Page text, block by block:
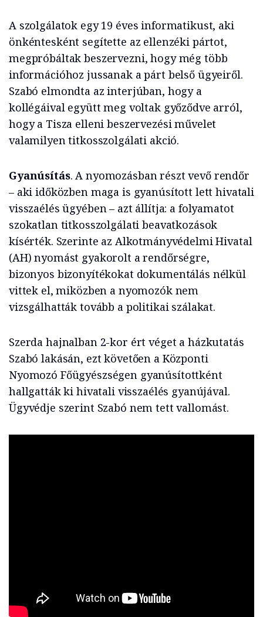
A szolgálatok egy 19 éves informatikust, aki
önkéntesként segítette az ellenzéki pártot,
megpróbáltak beszervezni, hogy még több
információhoz jussanak a párt belső ügyeiről.
Szabó elmondta az interjúban, hogy a
kollégáival együtt meg voltak győződve arról,
hogy a Tisza elleni beszervezési művelet
valamilyen titkosszolgálati akció.
Gyanúsítás. A nyomozásban részt vevő rendőr
– aki időközben maga is gyanúsított lett hivatali
visszaélés ügyében – azt állítja: a folyamatot
szokatlan titkosszolgálati beavatkozások
kísérték. Szerinte az Alkotmányvédelmi Hivatal
(AH) nyomást gyakorolt a rendőrségre,
bizonyos bizonyítékokat dokumentálás nélkül
vittek el, miközben a nyomozók nem
vizsgálhatták tovább a politikai szálakat.
Szerda hajnalban 2-kor ért véget a házkutatás
Szabó lakásán, ezt követően a Központi
Nyomozó Főügyészségen gyanúsítottként
hallgatták ki hivatali visszaélés gyanújával.
Ügyvédje szerint Szabó nem tett vallomást.